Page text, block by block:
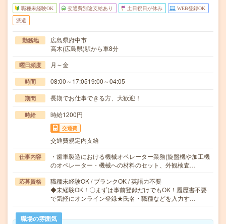
職種未経験OK 交通費別途支給あり 土日祝日が休み WEB登録OK
派遣
勤務地
広島県府中市
高木(広島県)駅から車8分
曜日頻度 月～金
時間 08:00～17:0519:00～04:05
期間 長期でお仕事できる方、大歓迎！
時給 時給1200円
交通費
交通費規定内支給
仕事内容
・歯車製造における機械オペレーター業務(旋盤機や加工機
のオペレーター・機械への材料のセット、外観検査…
応募資格
職種未経験OK / ブランクOK / 英語力不要
◆未経験OK！〇まずは事前登録だけでもOK！履歴書不要
で気軽にオンライン登録★氏名・職種などを入力す…
職場の雰囲気